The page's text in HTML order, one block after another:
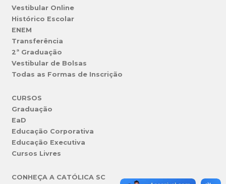
Vestibular Online
Histórico Escolar
ENEM
Transferência
2ª Graduação
Vestibular de Bolsas
Todas as Formas de Inscrição
CURSOS
Graduação
EaD
Educação Corporativa
Educação Executiva
Cursos Livres
CONHEÇA A CATÓLICA SC